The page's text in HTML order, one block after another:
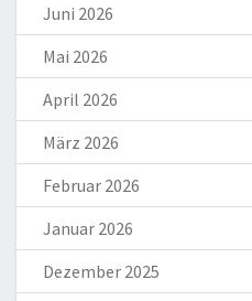
Juni 2026
Mai 2026
April 2026
März 2026
Februar 2026
Januar 2026
Dezember 2025